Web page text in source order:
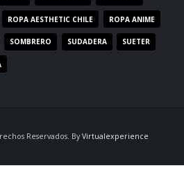
ROPA AESTHETIC CHILE ROPA ANIME
SOMBRERO SUDADERA SUETER
Reservados. By Virtualexperience